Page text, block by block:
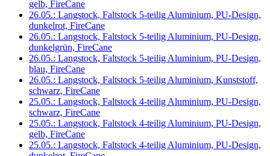
gelb, FireCane
26.05.: Langstock, Faltstock 5-teilig Aluminium, PU-Design,
dunkelrot, FireCane
26.05.: Langstock, Faltstock 5-teilig Aluminium, PU-Design,
dunkelgrün, FireCane
26.05.: Langstock, Faltstock 5-teilig Aluminium, PU-Design,
blau, FireCane
26.05.: Langstock, Faltstock 5-teilig Aluminium, Kunststoff,
schwarz, FireCane
25.05.: Langstock, Faltstock 4-teilig Aluminium, PU-Design,
schwarz, FireCane
25.05.: Langstock, Faltstock 4-teilig Aluminium, PU-Design,
gelb, FireCane
25.05.: Langstock, Faltstock 4-teilig Aluminium, PU-Design,